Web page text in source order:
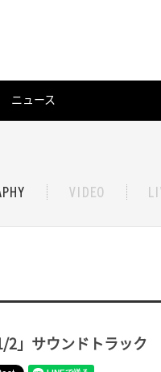
ニュース
2」サウンドトラック